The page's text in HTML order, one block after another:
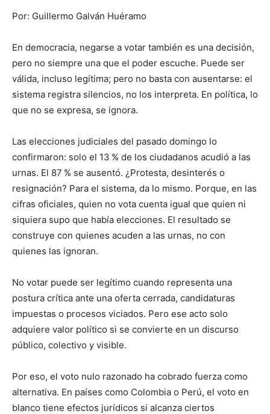
Por: Guillermo Galván Huéramo
En democracia, negarse a votar también es una decisión,
pero no siempre una que el poder escuche. Puede ser
válida, incluso legítima; pero no basta con ausentarse: el
sistema registra silencios, no los interpreta. En política, lo
que no se expresa, se ignora.
Las elecciones judiciales del pasado domingo lo
confirmaron: solo el 13 % de los ciudadanos acudió a las
urnas. El 87 % se ausentó. ¿Protesta, desinterés o
resignación? Para el sistema, da lo mismo. Porque, en las
cifras oficiales, quien no vota cuenta igual que quien ni
siquiera supo que había elecciones. El resultado se
construye con quienes acuden a las urnas, no con
quienes las ignoran.
No votar puede ser legítimo cuando representa una
postura crítica ante una oferta cerrada, candidaturas
impuestas o procesos viciados. Pero ese acto solo
adquiere valor político si se convierte en un discurso
público, colectivo y visible.
Por eso, el voto nulo razonado ha cobrado fuerza como
alternativa. En países como Colombia o Perú, el voto en
blanco tiene efectos jurídicos si alcanza ciertos